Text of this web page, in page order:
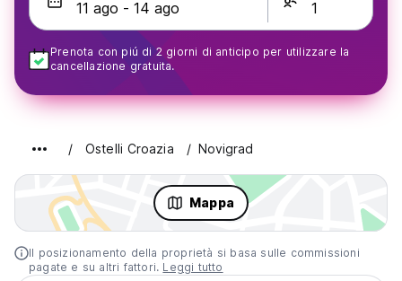
Prenota con piú di 2 giorni di anticipo per utilizzare la
cancellazione gratuita.
Ostelli Croazia Novigrad
Mappa
Il posizionamento della proprietà si basa sulle commissioni
pagate e su altri fattori. Leggi tutto